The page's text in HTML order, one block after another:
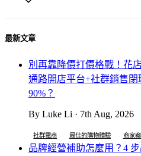
最新文章
別再靠降價打價格戰！花
通路開店平台+社群銷售
90%？
By Luke Li · 7th Aug, 2026
社群電商 最佳的購物體驗 商家案
品牌經營補助怎麼用？4